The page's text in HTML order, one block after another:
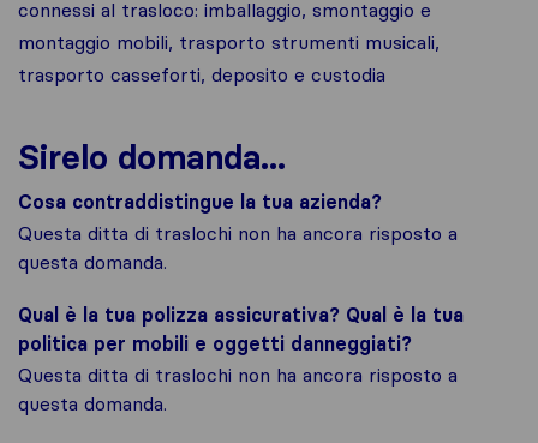
connessi al trasloco: imballaggio, smontaggio e
montaggio mobili, trasporto strumenti musicali,
trasporto casseforti, deposito e custodia
Sirelo domanda...
Cosa contraddistingue la tua azienda?
Questa ditta di traslochi non ha ancora risposto a
questa domanda.
Qual è la tua polizza assicurativa? Qual è la tua
politica per mobili e oggetti danneggiati?
Questa ditta di traslochi non ha ancora risposto a
questa domanda.